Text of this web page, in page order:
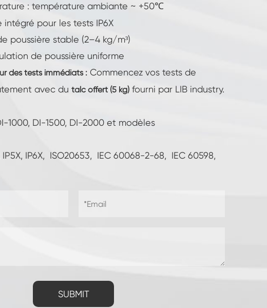
: température ambiante ~ +50℃
pour les tests IP6X
poussière stable (2–4 kg/m³)
de poussière uniforme
des tests immédiats : Commencez vos tests de
avec du talc offert (5 kg) fourni par LIB industry.
1000, DI-1500, DI-2000 et modèles
IP5X, IP6X, ISO20653, IEC 60068-2-68, IEC 60598,
SUBMIT